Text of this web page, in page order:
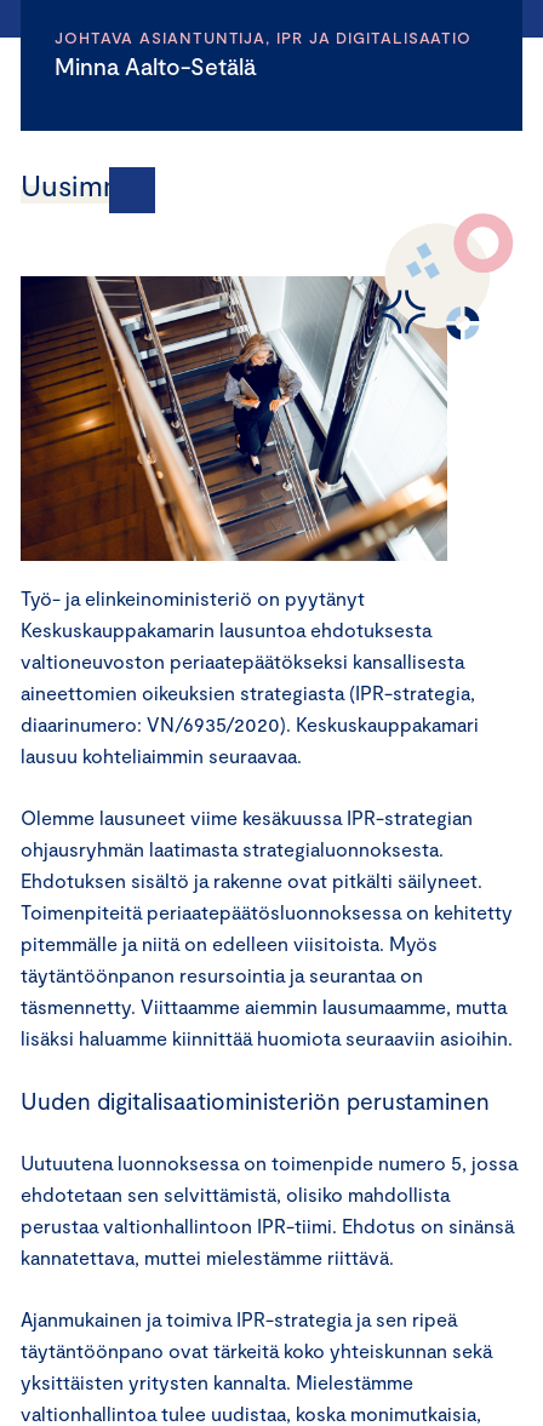
JOHTAVA ASIANTUNTIJA, IPR JA DIGITALISAATIO
Minna Aalto-Setälä
Uusimmat
Työ- ja elinkeinoministeriö on pyytänyt
Keskuskauppakamarin lausuntoa ehdotuksesta
valtioneuvoston periaatepäätökseksi kansallisesta
aineettomien oikeuksien strategiasta (IPR-strategia,
diaarinumero: VN/6935/2020). Keskuskauppakamari
lausuu kohteliaimmin seuraavaa.
Olemme lausuneet viime kesäkuussa IPR-strategian
ohjausryhmän laatimasta strategialuonnoksesta.
Ehdotuksen sisältö ja rakenne ovat pitkälti säilyneet.
Toimenpiteitä periaatepäätösluonnoksessa on kehitetty
pitemmälle ja niitä on edelleen viisitoista. Myös
täytäntöönpanon resursointia ja seurantaa on
täsmennetty. Viittaamme aiemmin lausumaamme, mutta
lisäksi haluamme kiinnittää huomiota seuraaviin asioihin.
Uuden digitalisaatioministeriön perustaminen
Uutuutena luonnoksessa on toimenpide numero 5, jossa
ehdotetaan sen selvittämistä, olisiko mahdollista
perustaa valtionhallintoon IPR-tiimi. Ehdotus on sinänsä
kannatettava, muttei mielestämme riittävä.
Ajanmukainen ja toimiva IPR-strategia ja sen ripeä
täytäntöönpano ovat tärkeitä koko yhteiskunnan sekä
yksittäisten yritysten kannalta. Mielestämme
valtionhallintoa tulee uudistaa, koska monimutkaisia,